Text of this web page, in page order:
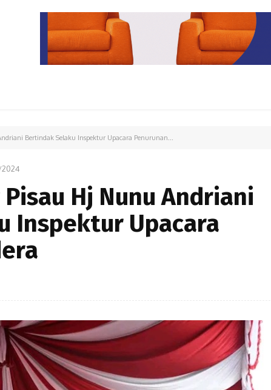
Bertindak Selaku Inspektur Upacara Penurunan...
Hj Nunu Andriani
Inspektur Upacara